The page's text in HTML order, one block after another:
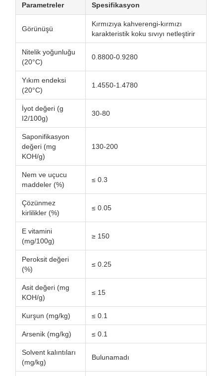
Parametreler Spesifikasyon
Görünüşü
Kırmızıya kahverengi-kırmızı
karakteristik koku sıvıyı netleştirir
Nitelik yoğunluğu
(20°C)
0.8800-0.9280
Yıkım endeksi
(20°C)
1.4550-1.4780
İyot değeri (g
I2/100g)
30-80
Saponifikasyon
değeri (mg
KOH/g)
130-200
Nem ve uçucu
maddeler (%)
≤ 0.3
Çözünmez
kirlilikler (%)
≤ 0.05
E vitamini
(mg/100g)
≥ 150
Peroksit değeri
(%)
≤ 0.25
Asit değeri (mg
KOH/g)
≤ 15
Kurşun (mg/kg) ≤ 0.1
Arsenik (mg/kg) ≤ 0.1
Solvent kalıntıları
(mg/kg)
Bulunamadı